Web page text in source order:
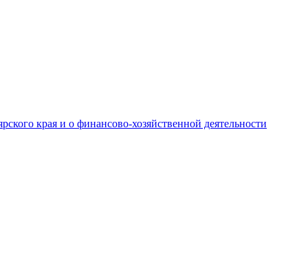
края и о финансово-хозяйственной деятельности